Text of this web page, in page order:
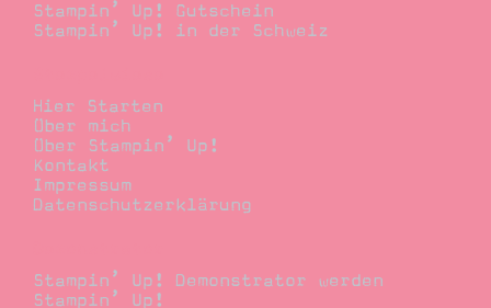
Stampin’ Up! Gutschein
Stampin’ Up! in der Schweiz
Hier Starten
Über mich
Über Stampin’ Up!
Kontakt
Impressum
Datenschutzerklärung
Stampin’ Up! Demonstrator werden
Stampin’ Up!